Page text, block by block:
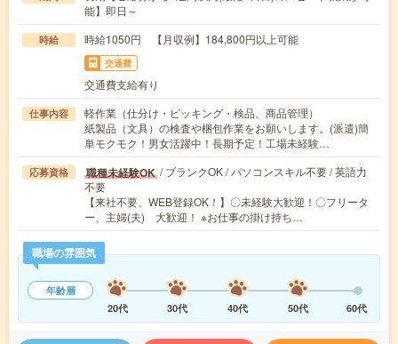
能】即日～
時給 時給1050円 【月収例】184,800円以上可能
交通費
交通費支給有り
仕事内容
軽作業（仕分け・ピッキング・検品、商品管理）
紙製品（文具）の検査や梱包作業をお願いします。(派遣)簡
単モクモク！男女活躍中！長期予定！工場未経験…
応募資格 職種未経験OK / ブランクOK / パソコンスキル不要 / 英語力
不要
【来社不要、WEB登録OK！】〇未経験大歓迎！〇フリータ
ー、主婦(夫) 大歓迎！ ※お仕事の掛け持ち…
職場の雰囲気
年齢層
20代
30代 40代 50代 60代